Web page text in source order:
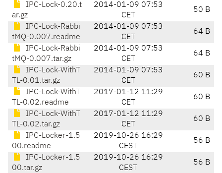
IPC-Lock-0.20.t
ar.gz
2014-01-09 07:53
CET
50 B
IPC-Lock-Rabbi
tMQ-0.007.readme
2014-01-09 07:53
CET
64 B
IPC-Lock-Rabbi
tMQ-0.007.tar.gz
2014-01-09 07:53
CET
64 B
IPC-Lock-WithT
TL-0.01.tar.gz
2014-01-09 07:53
CET
60 B
IPC-Lock-WithT
TL-0.02.readme
2017-01-12 11:29
CET
60 B
IPC-Lock-WithT
TL-0.02.tar.gz
2017-01-12 11:29
CET
60 B
IPC-Locker-1.5
00.readme
2019-10-26 16:29
CEST
56 B
IPC-Locker-1.5
00.tar.gz
2019-10-26 16:29
CEST
56 B